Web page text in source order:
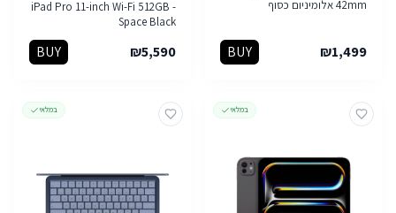
42mm אלומיניום כסוף
₪1,499
BUY
iPad Pro 11-inch Wi-Fi 512GB -
Space Black
₪5,590
BUY
במלאי במלאי